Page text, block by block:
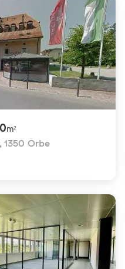
m²
, 1350 Orbe